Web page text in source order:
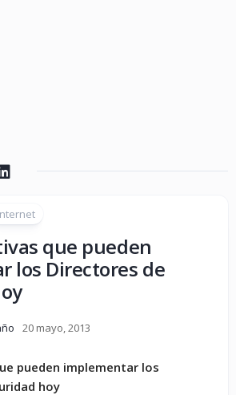
que pueden
los Directores de
20 mayo, 2013
pueden implementar los
hoy